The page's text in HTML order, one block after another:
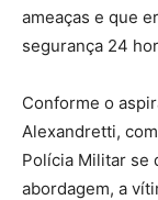
ameaças e que
segurança 24
Conforme o
Alexandretti,
Polícia Militar se
abordagem, a